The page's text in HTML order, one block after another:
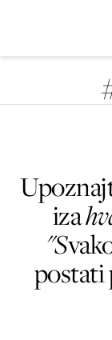
iza
"S
postati